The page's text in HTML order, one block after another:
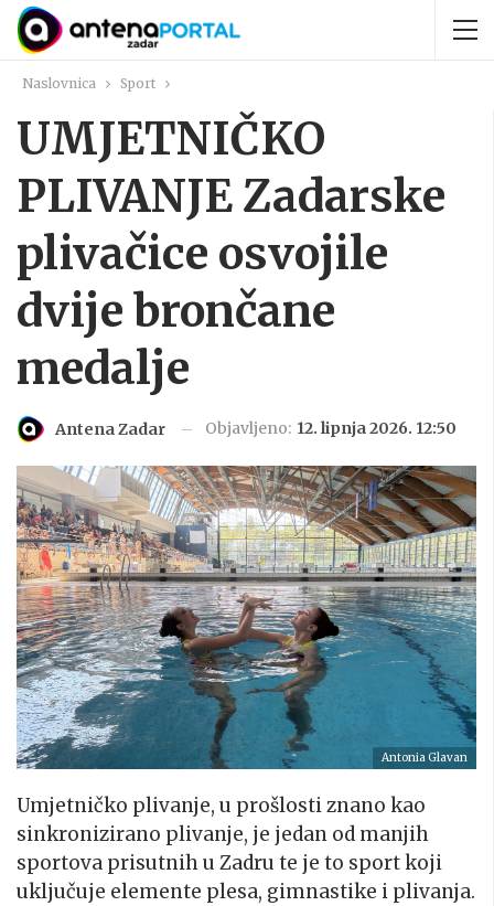
Naslovnica Sport
UMJETNIČKO
PLIVANJE Zadarske
plivačice osvojile
dvije brončane
medalje
Antena Zadar Objavljeno: 12. lipnja 2026. 12:50
Antonia Glavan
Umjetničko plivanje, u prošlosti znano kao
sinkronizirano plivanje, je jedan od manjih
sportova prisutnih u Zadru te je to sport koji
uključuje elemente plesa, gimnastike i plivanja.